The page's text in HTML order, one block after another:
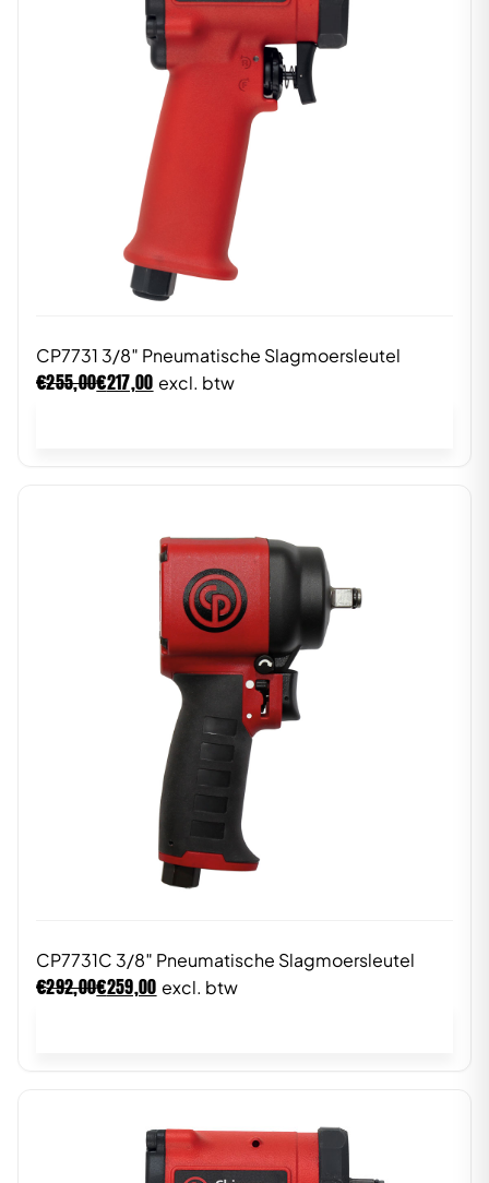
CP7731 3/8″ Pneumatische Slagmoersleutel
€255,00€217,00 excl. btw
CP7731C 3/8″ Pneumatische Slagmoersleutel
€292,00€259,00 excl. btw